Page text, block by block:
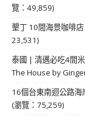
覽：49,859)
墾丁 10間海景咖啡
23,531)
泰國 | 清邁必吃4間
The House by
16個台東南迴公路海
(瀏覽：75,259)